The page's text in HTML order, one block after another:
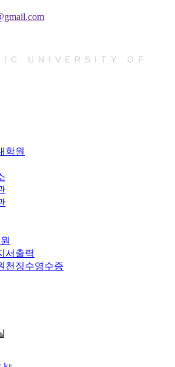
UNIVERSITY OF
학원
서출력
천징수영수증